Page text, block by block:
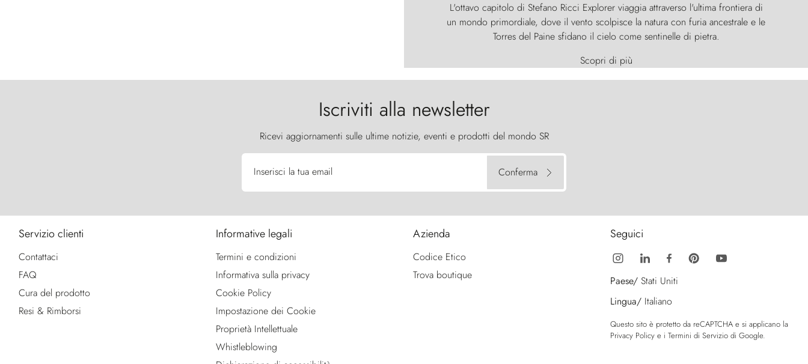
L'ottavo capitolo di Stefano Ricci Explorer viaggia attraverso l'ultima frontiera di
un mondo primordiale, dove il vento scolpisce la natura con furia ancestrale e le
Torres del Paine sfidano il cielo come sentinelle di pietra.
Scopri di più
Iscriviti alla newsletter
Ricevi aggiornamenti sulle ultime notizie, eventi e prodotti del mondo SR
Inserisci la tua email Conferma
Servizio clienti
Contattaci
FAQ
Cura del prodotto
Resi & Rimborsi
Informative legali
Termini e condizioni
Informativa sulla privacy
Cookie Policy
Impostazione dei Cookie
Proprietà Intellettuale
Whistleblowing
Azienda
Codice Etico
Trova boutique
Seguici
Paese/ Stati Uniti
Lingua/ Italiano
Questo sito è protetto da reCAPTCHA e si applicano la
Privacy Policy e i Termini di Servizio di Google.